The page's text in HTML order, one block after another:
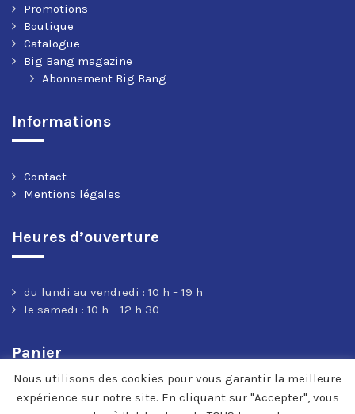
Promotions
Boutique
Catalogue
Big Bang magazine
Abonnement Big Bang
Informations
Contact
Mentions légales
Heures d’ouverture
du lundi au vendredi : 10 h – 19 h
le samedi : 10 h – 12 h 30
Panier
Nous utilisons des cookies pour vous garantir la meilleure
expérience sur notre site. En cliquant sur "Accepter", vous